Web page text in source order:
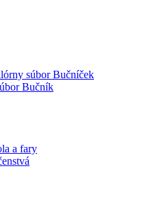
súbor Bučníček
Bučník
a fary